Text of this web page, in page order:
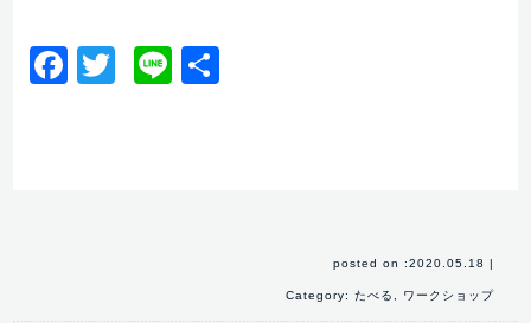
Facebook
Twitter
Line
posted on :2020.05.18
Category: たべる , ワークショップ